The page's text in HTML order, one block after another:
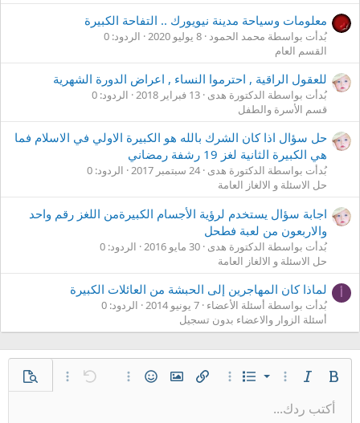
معلومات وسياحة مدينة نيويورك .. التفاحة الكبيرة
بُدأت بواسطة محمد الحمود 8 يوليو 2020
الردود: 0
القسم العام
للعقول الراقية , احترموا النساء , اعراض الدورة الشهرية
بُدأت بواسطة الدكتورة هدى 13 فبراير 2018
الردود: 0
قسم الأسرة والطفل
حل سؤال اذا كان الشرك بالله هو الكبيرة الاولي في الاسلام فما
هي الكبيرة الثانية لغز 19 رشفة رمضاني
بُدأت بواسطة الدكتورة هدى 24 سبتمبر 2017
الردود: 0
حل الاسئلة و الالغاز العامة
اجابة سؤال يستخدم لرؤية الأجسام الكبيرةمن اللغز رقم واحد
والاربعون من لعبة فطحل
بُدأت بواسطة الدكتورة هدى 30 مايو 2016
الردود: 0
حل الاسئلة و الالغاز العامة
لماذا كان المهاجرين إلى الحبشة من العائلات الكبيرة
بُدأت بواسطة أسئلة الأعضاء 7 يونيو 2014
الردود: 0
أسئلة الزوار والاعضاء بدون تسجيل
غامق مائل خيارات إضافية…
قائمة
قائمة مرتبة
خيارات إضافية…
إدراج رابطإدراج صورةالإبتساماتخيارات إضافية…
تراجع خيارات إضافية…
معاينة
حجم الخط
9
لون النصعائلة الخط المحاذاة محاذاة لليسار
تنسيق الفقرة إقتباسميديا إدراج جدول إعادة تبديل الـ BB codeإزالة التنسيقأكتب ردك...